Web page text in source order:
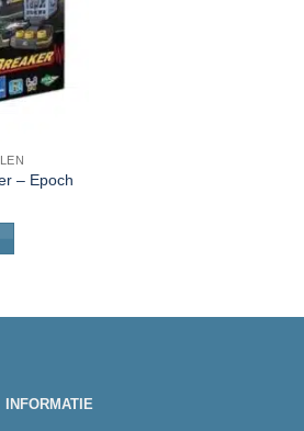
– Epoch
INFORMATIE